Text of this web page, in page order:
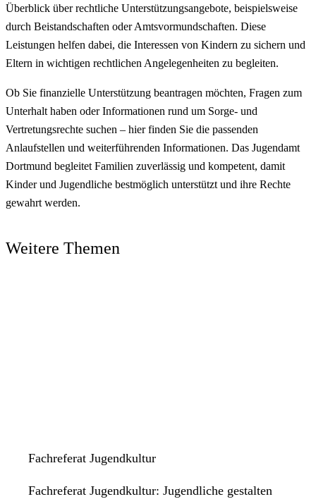
Überblick über rechtliche Unterstützungsangebote, beispielsweise
durch Beistandschaften oder Amtsvormundschaften. Diese
Leistungen helfen dabei, die Interessen von Kindern zu sichern und
Eltern in wichtigen rechtlichen Angelegenheiten zu begleiten.
Ob Sie finanzielle Unterstützung beantragen möchten, Fragen zum
Unterhalt haben oder Informationen rund um Sorge- und
Vertretungsrechte suchen – hier finden Sie die passenden
Anlaufstellen und weiterführenden Informationen. Das Jugendamt
Dortmund begleitet Familien zuverlässig und kompetent, damit
Kinder und Jugendliche bestmöglich unterstützt und ihre Rechte
gewahrt werden.
Weitere Themen
Fachreferat Jugendkultur
Fachreferat Jugendkultur: Jugendliche gestalten